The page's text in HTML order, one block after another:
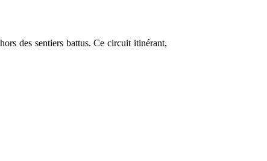
des sentiers battus. Ce circuit itinérant,